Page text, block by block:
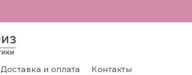
Доставка и оплата Контакты